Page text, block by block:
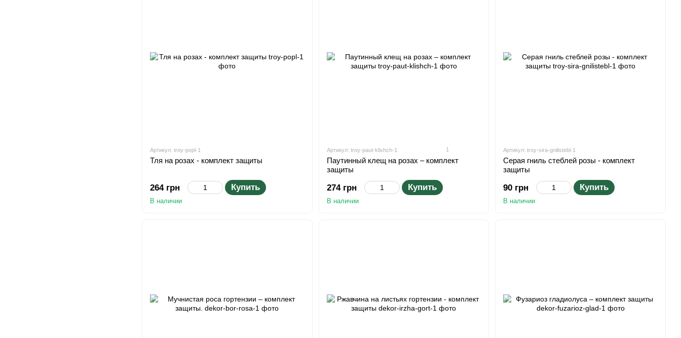
Артикул: troy-popl-1
Тля на розах - комплект защиты
264 грн Купить
В наличии
Артикул: troy-paut-klishch-1 1
Паутинный клещ на розах – комплект
защиты
274 грн Купить
В наличии
Артикул: troy-sira-gnilіstebl-1
Серая гниль стеблей розы - комплект
защиты
90 грн Купить
В наличии